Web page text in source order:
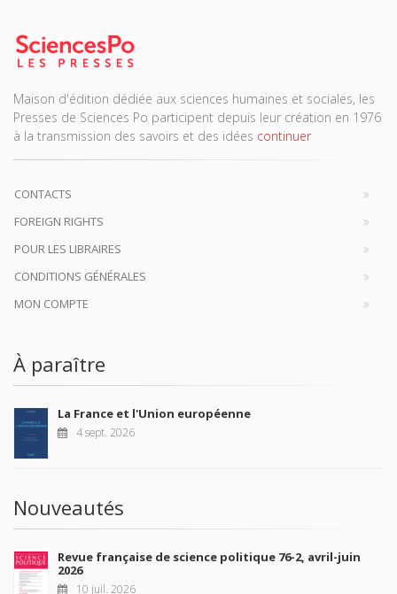
Maison d'édition dédiée aux sciences humaines et sociales, les
Presses de Sciences Po participent depuis leur création en 1976
à la transmission des savoirs et des idées continuer
CONTACTS
FOREIGN RIGHTS
POUR LES LIBRAIRES
CONDITIONS GÉNÉRALES
MON COMPTE
À paraître
La France et l'Union européenne
4 sept. 2026
Nouveautés
Revue française de science politique 76-2, avril-juin
2026
10 juil. 2026